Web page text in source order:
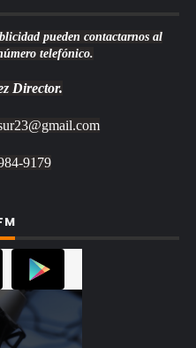
pueden contactarnos al
telefónico.
Director.
9179